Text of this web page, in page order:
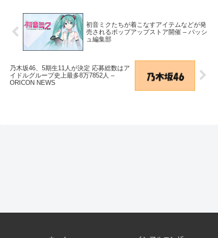
初音ミクたちが着こなすアイテムなどが発
売されるポップアップストア開催 – パッシ
ュ編集部
乃木坂46、5期生11人が決定 応募総数はア
イドルグループ史上最多8万7852人 –
ORICON NEWS